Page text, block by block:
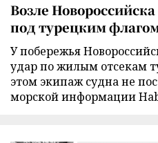
Возле Новороссийска
под турецким
У побережья
удар по жилым отсекам
этом экипаж судна не
морской информации